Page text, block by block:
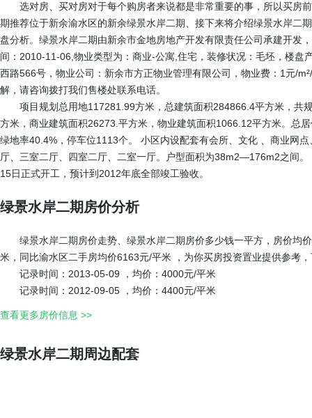
选对房、买对房对于每个购房者来说都是非常重要的事，所以买房
期推荐位于新余渝水区的新余绿景水岸二期、接下来将介绍绿景水岸二
盘分析。绿景水岸二期由新余市金地房地产开发有限责任公司承建开发
间：2010-11-06,物业类型为：商业-公寓,住宅，装修状况：毛坯，楼盘
西路566号，物业公司：新余市方正物业管理有限公司，物业费：1元/
解，请咨询拨打我们售楼处联系电话。
项目规划总用地117281.99方米，总建筑面积284866.4平方米，共
方米，商业建筑面积26273.平方米，物业建筑面积1066.12平方米。总
绿地率40.4%，停车位1113个。 小区内设配套有会所、文化 、商业网
厅、三室二厅、四室二厅、二室一厅。户型面积为38m2—176m2之间
15日正式开工，预计到2012年底全部竣工验收。
绿景水岸二期房价分析
绿景水岸二期房价走势、绿景水岸二期房价多少钱一平方，房价均
米，同比渝水区二手房均价6163元/平米 ，为你买房投资置业提供参考
记录时间：2013-05-09 ，均价：4000元/平米
记录时间：2012-09-05 ，均价：4400元/平米
查看更多房价信息 >>
绿景水岸二期周边配套